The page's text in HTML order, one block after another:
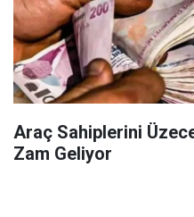
Araç Sahiplerini
Zam Geliyor